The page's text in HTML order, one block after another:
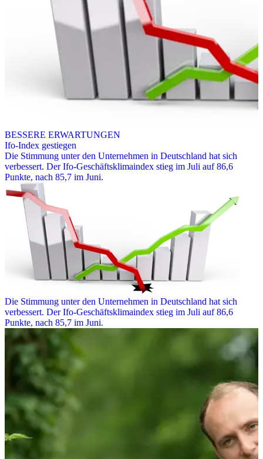
BESSERE ERWARTUNGEN
Ifo-Index gestiegen
Die Stimmung unter den Unternehmen in Deutschland hat sich
verbessert. Der Ifo-Geschäftsklimaindex stieg im Juli auf 86,6
Punkte, nach 85,7 im Juni.
Die Stimmung unter den Unternehmen in Deutschland hat sich
verbessert. Der Ifo-Geschäftsklimaindex stieg im Juli auf 86,6
Punkte, nach 85,7 im Juni.